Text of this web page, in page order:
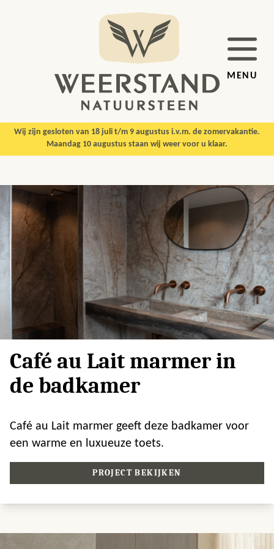
MENU
Wij zijn gesloten van 18 juli t/m 9 augustus i.v.m. de zomervakantie.
Maandag 10 augustus staan wij weer voor u klaar.
Café au Lait marmer in
de badkamer
Café au Lait marmer geeft deze badkamer voor
een warme en luxueuze toets.
PROJECT BEKIJKEN